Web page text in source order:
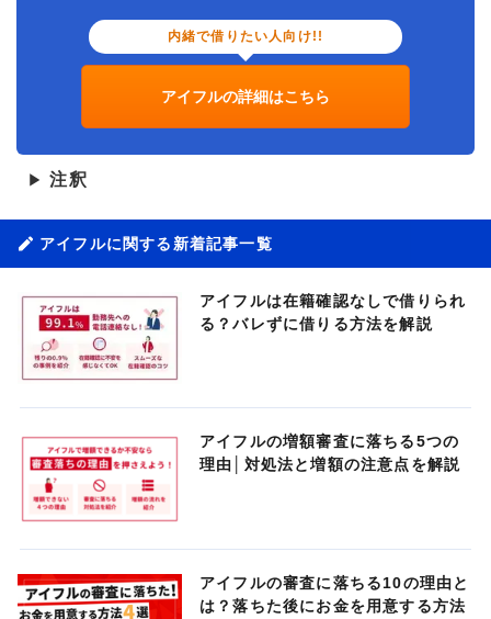
内緒で借りたい人向け!!
アイフルの詳細はこちら
▶ 注釈
アイフルに関する新着記事一覧
アイフルは在籍確認なしで借りられ
る？バレずに借りる方法を解説
アイフルの増額審査に落ちる5つの
理由│対処法と増額の注意点を解説
アイフルの審査に落ちる10の理由と
は？落ちた後にお金を用意する方法